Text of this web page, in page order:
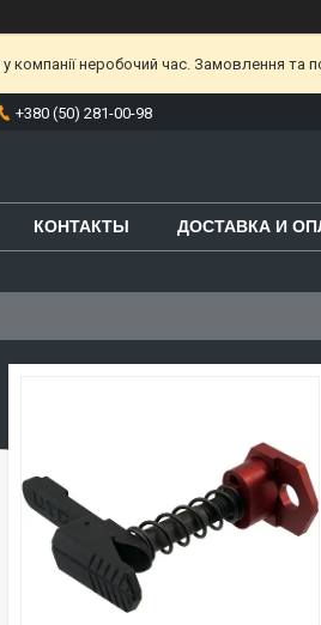
компанії неробочий час. Замовлення та
+380 (50) 281-00-98
КОНТАКТЫ ДОСТАВКА И